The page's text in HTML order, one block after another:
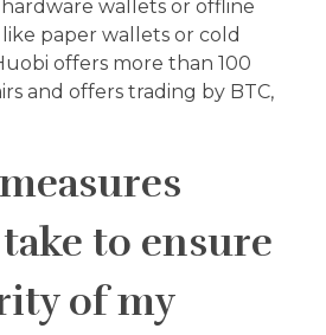
wallets or offline
paper wallets or cold
offers more than 100
and offers trading by BTC,
to ensure
of my